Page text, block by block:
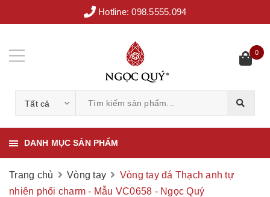
Hotline:098.5555.094
Tất cả
0
DANH MỤC SẢN PHẨM
Trang chủ Vòng tay
Vòng tay đá Thạch anh tự
nhiên phối charm - Mẫu VC0658 - Ngọc Quý